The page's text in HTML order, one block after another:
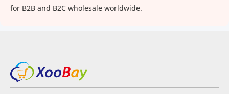
for B2B and B2C wholesale worldwide.